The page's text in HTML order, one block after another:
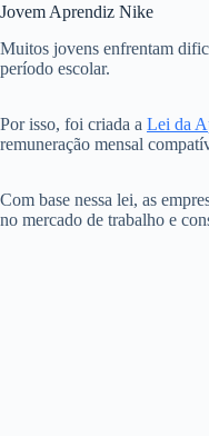
Jovem Aprendiz Nike
Muitos jovens enfrentam
período escolar.
Por isso, foi criada a Lei da
remuneração mensal
Com base nessa lei, as
no mercado de trabalho e